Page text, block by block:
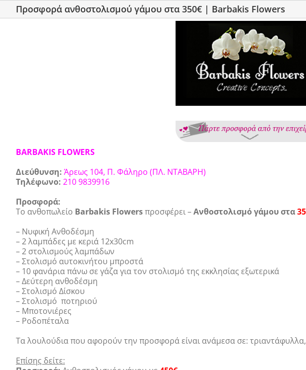
Προσφορά ανθοστολισμού γάμου στα 350€ | Barbakis Flowers
BARBAKIS FLOWERS
Διεύθυνση: Άρεως 104, Π. Φάληρο (ΠΛ. ΝΤΑΒΑΡΗ)
Τηλέφωνο: 210 9839916
Προσφορά:
Το ανθοπωλείο Barbakis Flowersπροσφέρει –Ανθοστολισμό γάμου στα
– Νυφική Ανθοδέσμη
– 2 λαμπάδες με κεριά 12x30cm
– 2 στολισμούς λαμπάδων
– Στολισμό αυτοκινήτου μπροστά
– 10 φανάρια πάνω σε γάζα για τον στολισμό της εκκλησίας εξωτερικά
– Δεύτερη ανθοδέσμη
– Στολισμό Δίσκου
– Στολισμό ποτηριού
– Μποτονιέρες
– Ροδοπέταλα
Τα λουλούδια που αφορούν την προσφορά είναι ανάμεσα σε:
Επίσης δείτε: